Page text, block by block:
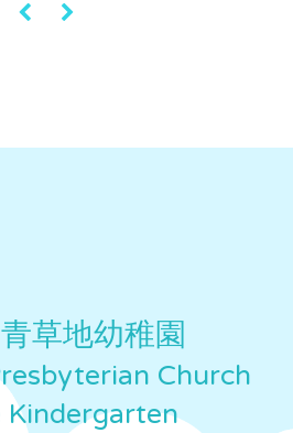
« »
草地幼稚園
Church
Kindergarten